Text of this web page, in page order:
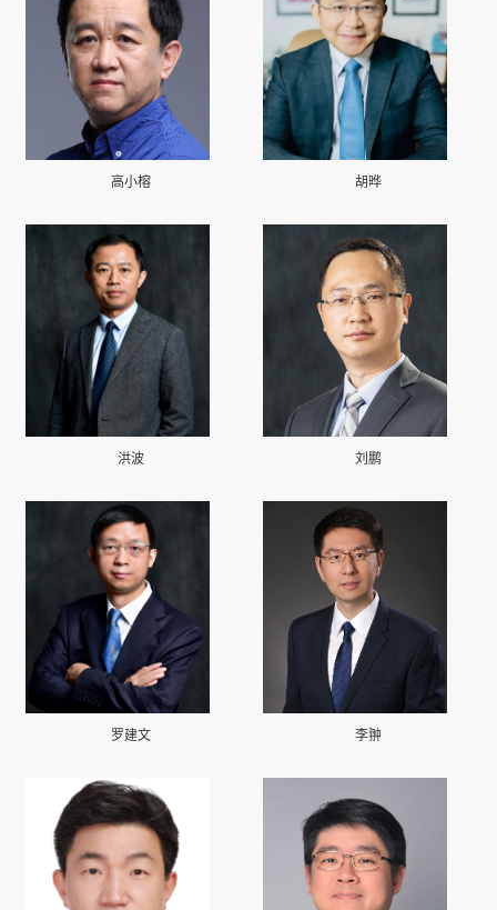
高小榕 胡晔
洪波 刘鹏
罗建文 李翀